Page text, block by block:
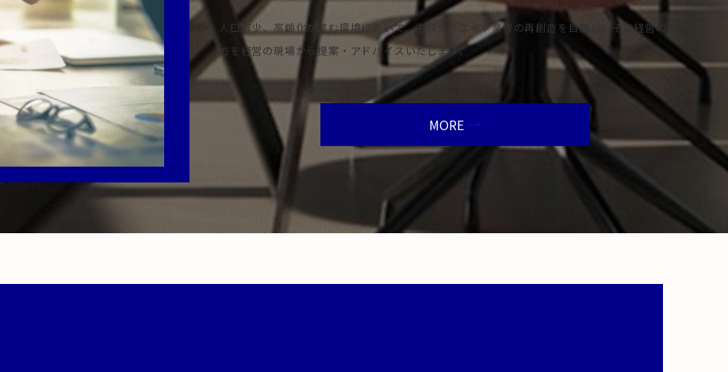
人口減少、高齢化が進む環境において、歯科クリニック業界の再創造を目指し、その経営のあり
方を経営の現場から提案・アドバイスいたします。
MORE